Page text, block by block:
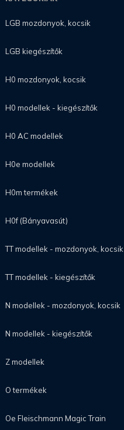
LGB mozdonyok, kocsik
LGB kiegészítők
H0 mozdonyok, kocsik
H0 modellek - kiegészítők
H0 AC modellek
H0e modellek
H0m termékek
H0f (Bányavasút)
TT modellek - mozdonyok, kocsik
TT modellek - kiegészítők
N modellek - mozdonyok, kocsik
N modellek - kiegészítők
Z modellek
O termékek
Oe Fleischmann Magic Train